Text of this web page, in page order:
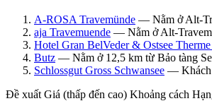
A-ROSA Travemünde — Nằm ở Alt-
aja Travemuende — Nằm ở Alt-
Hotel Gran BelVeder & Ostsee
Butz — Nằm ở 12,5 km từ Bảo tàng
Schlossgut Gross Schwansee — Khách
Đề xuất Giá (thấp đến cao) Khoảng cách